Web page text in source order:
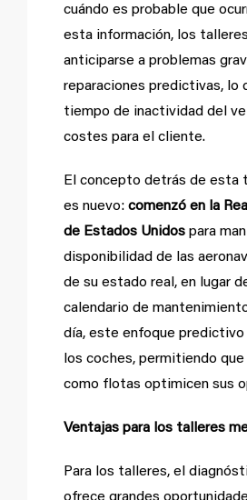
cuándo es probable que
esta información, los
anticiparse a problemas
reparaciones predictivas, lo
tiempo de inactividad del
costes para el cliente.
El concepto detrás de esta
es nuevo: comenzó en la
de Estados Unidos para
disponibilidad de las
de su estado real, en lugar
calendario de
día, este enfoque predictivo
los coches, permitiendo
como flotas optimicen sus
Ventajas para los talleres
Para los talleres, el